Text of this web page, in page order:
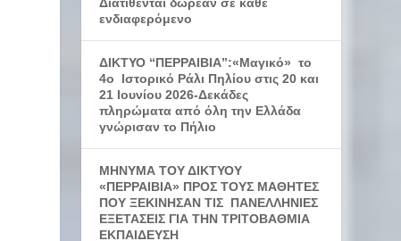
ενδιαφερόμενο
ΔΙΚΤΥΟ “ΠΕΡΡΑΙΒΙΑ”:«Μαγικό» το
4ο Ιστορικό Ράλι Πηλίου στις 20 και
21 Ιουνίου 2026-Δεκάδες
πληρώματα από όλη την Ελλάδα
γνώρισαν το Πήλιο
ΜΗΝΥΜΑ ΤΟΥ ΔΙΚΤΥΟΥ
«ΠΕΡΡΑΙΒΙΑ» ΠΡΟΣ ΤΟΥΣ ΜΑΘΗΤΕΣ
ΠΟΥ ΞΕΚΙΝΗΣΑΝ ΤΙΣ ΠΑΝΕΛΛΗΝΙΕΣ
ΕΞΕΤΑΣΕΙΣ ΓΙΑ ΤΗΝ ΤΡΙΤΟΒΑΘΜΙΑ
ΕΚΠΑΙΔΕΥΣΗ